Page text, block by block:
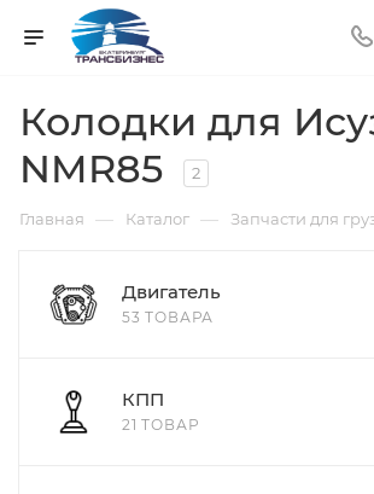
Колодки для
NMR85
2
Главная — Каталог — Запчасти для
Двигатель
53 ТОВАРА
КПП
21 ТОВАР